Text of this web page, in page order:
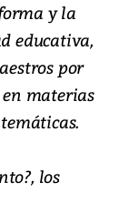
y la
educativa,
por
materias
los